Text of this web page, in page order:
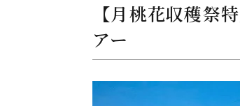
【月桃花収穫祭
アー